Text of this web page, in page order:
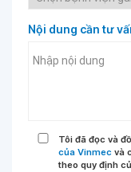
Nội dung cần tư
Tôi đã đọc và
của Vinmec và
theo quy định